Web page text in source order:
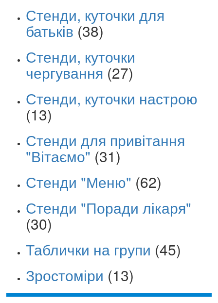
Стенди, куточки для
батьків (38)
Стенди, куточки
чергування (27)
Стенди, куточки настрою
(13)
Стенди для привітання
"Вітаємо" (31)
Стенди "Меню" (62)
Стенди "Поради лікаря"
(30)
Таблички на групи (45)
Зростоміри (13)